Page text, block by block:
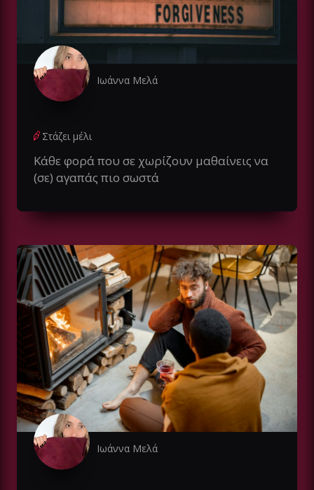
Ιωάννα Μελά
Στάζει μέλι
Κάθε φορά που σε χωρίζουν μαθαίνεις να
(σε) αγαπάς πιο σωστά
Ιωάννα Μελά